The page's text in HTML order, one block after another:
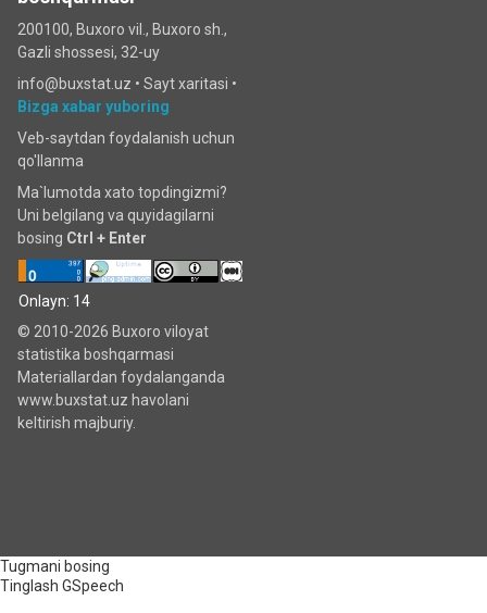
200100, Buxoro vil., Buxoro sh.,
Gazli shossesi, 32-uy
info@buxstat.uz • Sayt xaritasi •
Bizga xabar yuboring
Veb-saytdan foydalanish uchun
qo'llanma
Ma`lumotda xato topdingizmi?
Uni belgilang va quyidagilarni
bosing Ctrl + Enter
Onlayn: 14
© 2010-2026 Buxoro viloyat
statistika boshqarmasi
Materiallardan foydalanganda
www.buxstat.uz havolani
keltirish majburiy.
Tugmani bosing
Tinglash GSpeech